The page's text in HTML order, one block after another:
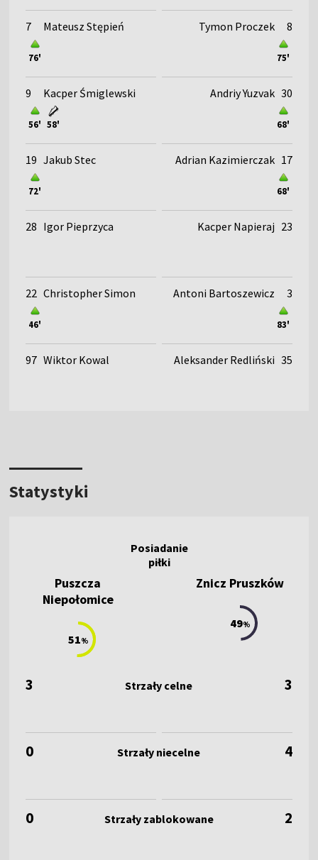
7 Mateusz Stępień
76'
9 Kacper Śmiglewski
56' 58'
19 Jakub Stec
72'
28 Igor Pieprzyca
22 Christopher Simon
46'
97 Wiktor Kowal
75'
Tymon Proczek 8
68'
Andriy Yuzvak 30
68'
Adrian Kazimierczak 17
Kacper Napieraj 23
83'
Antoni Bartoszewicz 3
Aleksander Redliński 35
Statystyki
51%
Puszcza
Niepołomice
Znicz Pruszków
49%
3
0
0
3
4
2